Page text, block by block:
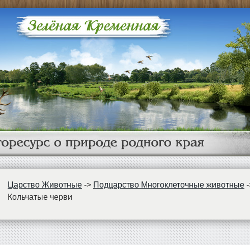
Царство Животные -> Подцарство Многоклеточные животные
Кольчатые черви